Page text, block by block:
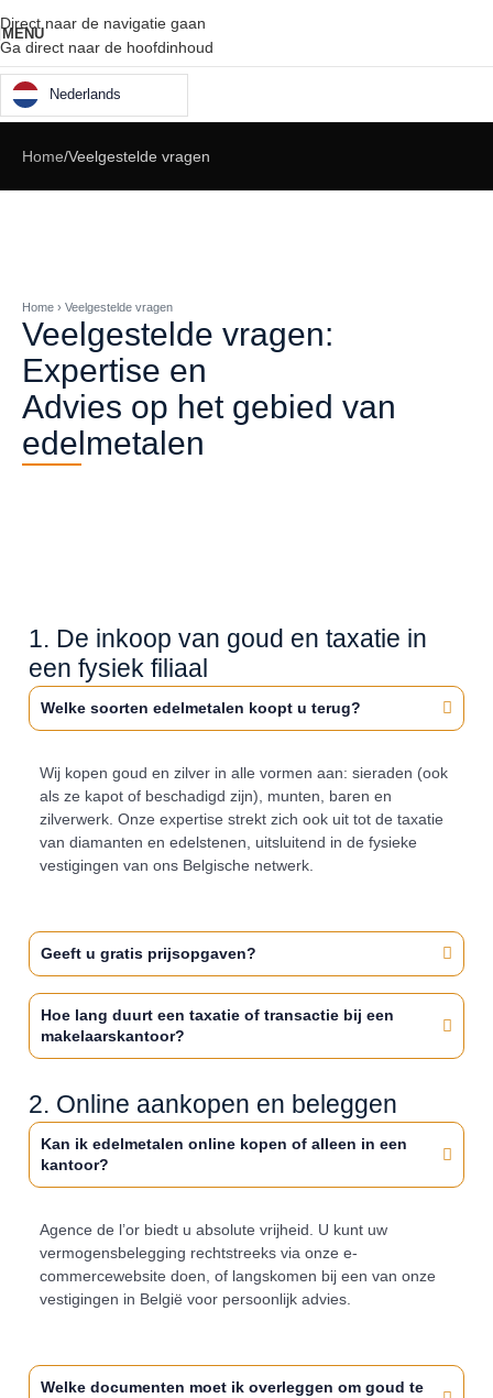
Direct naar de navigatie gaan
Ga direct naar de hoofdinhoud
MENU
Nederlands
Home Veelgestelde vragen
Home › Veelgestelde vragen
Veelgestelde vragen:
Expertise en
Advies op het gebied van
edelmetalen
1. De inkoop van goud en taxatie in
een fysiek filiaal
Welke soorten edelmetalen koopt u terug?
Wij kopen goud en zilver in alle vormen aan: sieraden (ook
als ze kapot of beschadigd zijn), munten, baren en
zilverwerk. Onze expertise strekt zich ook uit tot de taxatie
van diamanten en edelstenen, uitsluitend in de fysieke
vestigingen van ons Belgische netwerk.
Geeft u gratis prijsopgaven?
Hoe lang duurt een taxatie of transactie bij een
makelaarskantoor?
2. Online aankopen en beleggen
Kan ik edelmetalen online kopen of alleen in een
kantoor?
Agence de l’or biedt u absolute vrijheid. U kunt uw
vermogensbelegging rechtstreeks via onze e-
commercewebsite doen, of langskomen bij een van onze
vestigingen in België voor persoonlijk advies.
Welke documenten moet ik overleggen om goud te